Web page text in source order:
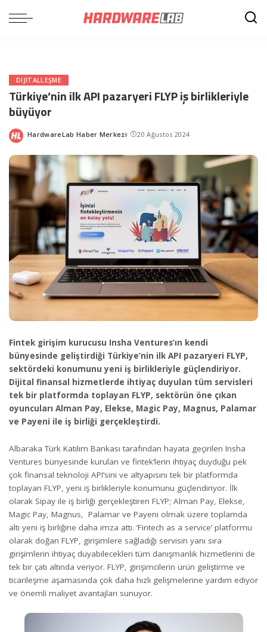
DIJITALLEŞME
Türkiye’nin ilk API pazaryeri FLYP iş birlikleriyle
büyüyor
Posted
HardwareLab Haber Merkezi 20 Ağustos 2024
Fintek girişim kurucusu Insha Ventures’ın kendi
bünyesinde geliştirdiği Türkiye’nin ilk API pazaryeri FLYP,
sektördeki konumunu yeni iş birlikleriyle güçlendiriyor.
Dijital finansal hizmetlerde ihtiyaç duyulan tüm servisleri
tek bir platformda toplayan FLYP, sektörün öne çıkan
oyuncuları Alman Pay, Elekse, Magic Pay, Magnus, Palamar
ve Payeni ile iş birliği gerçekleştirdi.
Albaraka Türk Katılım Bankası tarafından hayata geçirilen Insha
Ventures bünyesinde kurulan ve fintek’lerin ihtiyaç duyduğu pek
çok finansal teknoloji API’sini ve altyapısını tek bir platformda
toplayan FLYP, yeni iş birlikleriyle konumunu güçlendiriyor. İlk
olarak Sipay ile iş birliği gerçekleştiren FLYP; Alman Pay, Elekse,
Magic Pay, Magnus, Palamar ve Payeni olmak üzere toplamda
altı yeni iş birliğine daha imza attı. ‘Fintech as a service’ platformu
olarak doğan FLYP, girişimlere sağladığı servisin yanı sıra
girişimlerin ihtiyaç duyabilecekleri tüm danışmanlık hizmetlerini de
tek bir çatı altında veriyor. FLYP, girişimcilerin ürün geliştirme ve
ticarileşme aşamasında çok daha hızlı gelişmelerine yardım ediyor
ve önemli maliyet avantajları sunuyor.